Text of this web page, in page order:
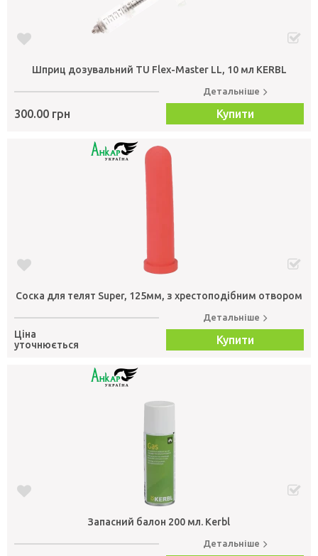
Шприц дозувальний TU Flex-Master LL, 10 мл KERBL
300.00 грн
Детальніше
Купити
Соска для телят Super, 125мм, з хрестоподібним отвором
Ціна
уточнюється
Детальніше
Купити
Запасний балон 200 мл. Kerbl
Детальніше